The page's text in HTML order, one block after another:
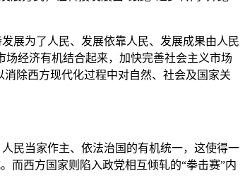
展为了人民、发展依靠人民、发展成果由人民
经济有机结合起来，加快完善社会主义市场
除西方现代化过程中对自然、社会及国家关
民当家作主、依法治国的有机统一，这使得一
而西方国家则陷入政党相互倾轧的“拳击赛”内